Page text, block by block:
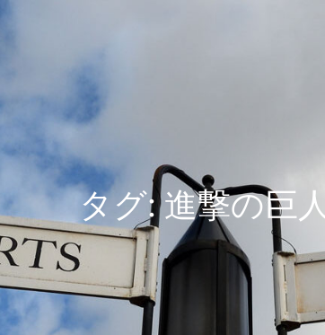
USJWALKERの隠れ家
タグ:進撃の巨人